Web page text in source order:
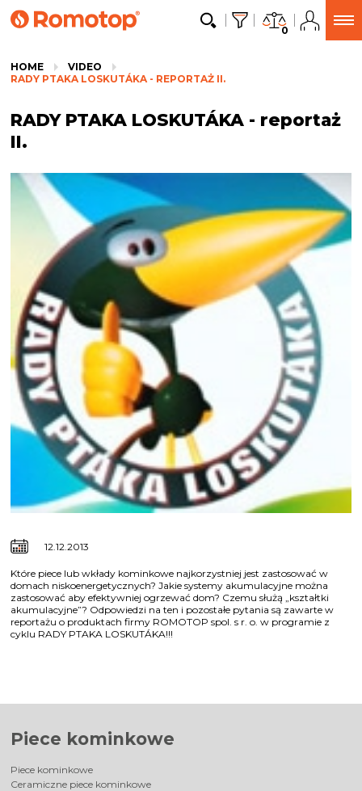
0
HOME
VIDEO
RADY PTAKA LOSKUTÁKA - REPORTAŻ II.
RADY PTAKA LOSKUTÁKA - reportaż
II.
12.12.2013
Które piece lub wkłady kominkowe najkorzystniej jest zastosować w
domach niskoenergetycznych? Jakie systemy akumulacyjne można
zastosować aby efektywniej ogrzewać dom? Czemu służą „kształtki
akumulacyjne”? Odpowiedzi na ten i pozostałe pytania są zawarte w
reportażu o produktach firmy ROMOTOP spol. s r. o. w programie z
cyklu RADY PTAKA LOSKUTÁKA!!!
Piece kominkowe
Piece kominkowe
Ceramiczne piece kominkowe